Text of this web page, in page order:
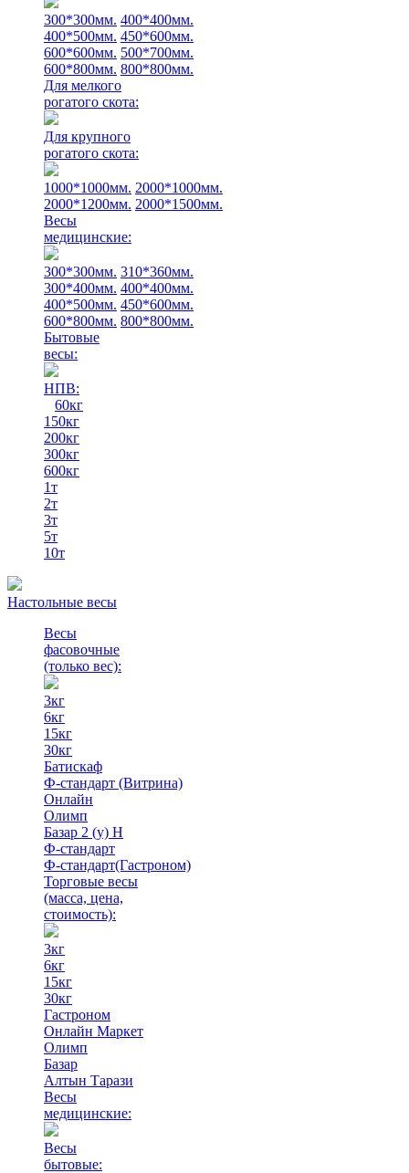
300*300мм. 400*400мм.
400*500мм. 450*600мм.
600*600мм. 500*700мм.
600*800мм. 800*800мм.
Для мелкого
рогатого скота:
Для крупного
рогатого скота:
1000*1000мм. 2000*1000мм.
2000*1200мм. 2000*1500мм.
Весы
медицинские:
300*300мм. 310*360мм.
300*400мм. 400*400мм.
400*500мм. 450*600мм.
600*800мм. 800*800мм.
Бытовые
весы:
НПВ:
60кг
150кг
200кг
300кг
600кг
1т
2т
3т
5т
10т
Настольные весы
Весы
фасовочные
(только вес):
3кг
6кг
15кг
30кг
Батискаф
Ф-стандарт (Витрина)
Онлайн
Олимп
Базар 2 (у) Н
Ф-стандарт
Ф-стандарт(Гастроном)
Торговые весы
(масса, цена,
стоимость):
3кг
6кг
15кг
30кг
Гастроном
Онлайн Маркет
Олимп
Базар
Алтын Тарази
Весы
медицинские:
Весы
бытовые: